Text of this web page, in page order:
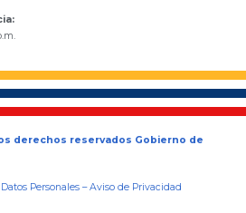
derechos reservados Gobierno de
Personales –Aviso de Privacidad